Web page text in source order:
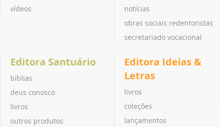
vídeos
notícias
obras sociais redentoristas
secretariado vocacional
Editora Santuário
bíblias
deus conosco
livros
outros produtos
Editora Ideias &
Letras
livros
coleções
lançamentos